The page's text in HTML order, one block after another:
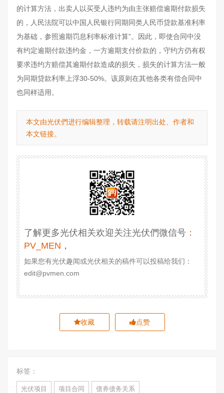
的计算方法，出卖人以买受人违约为由主张赔偿逾期付款损失
的，人民法院可以中国人民银行同期同类人民币贷款基准利率
为基础，参照逾期罚息利率标准计算”。因此，即使合同中没
有约定逾期付款违约金，一方逾期支付价款的，守约方仍有权
要求违约方赔偿其逾期付款造成的损失，损失的计算方法一般
为同期贷款利率上浮30-50%。该原则在其他各类有偿合同中
也同样适用。
本文由光伏們进行编辑整理，转载请注明出处、作者和
本文链接。
了解更多光伏相关欢迎关注光伏們微信号 ：
PV_MEN ，
如果您有光伏趣闻或光伏相关的稿件可以投稿给我们：
edit@pvmen.com
收藏 点赞
标签：
光伏项目 项目合同 债券债务关系